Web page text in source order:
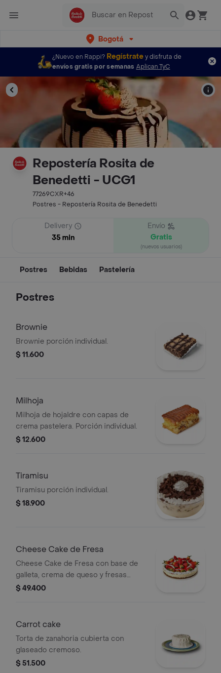
Bogotá
¿Nuevo en Rappi? Regístratey disfruta de
envíos gratis por semanas Aplican TyC
Repostería Rosita de
Benedetti - UCG1
77269CXR+46
Postres - Repostería Rosita de Benedetti
Delivery
35 min
Envío
Gratis
(nuevos usuarios)
Postres Bebidas Pastelería
Postres
Brownie
Brownie porción individual.
$ 11.600
Milhoja
Milhoja de hojaldre con capas de
crema pastelera. Porción individual.
$ 12.600
Tiramisu
Tiramisu porción individual.
$ 18.900
Cheese Cake de Fresa
Cheese Cake de Fresa con base de
galleta, crema de queso y fresas
frescas.
$ 49.400
Carrot cake
Torta de zanahoria cubierta con
glaseado cremoso.
$ 51.500